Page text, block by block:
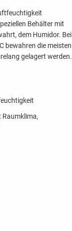
Behälter mit
dem Humidor. Bei
bewahren die meisten
gelagert werden.
Raumklima,